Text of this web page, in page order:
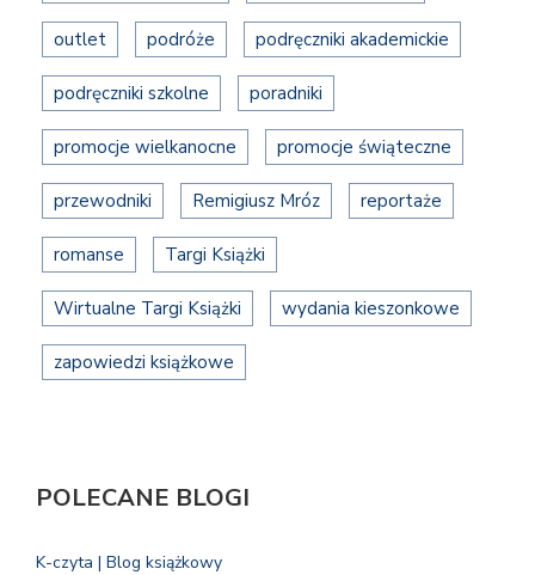
outlet podróże podręczniki akademickie
podręczniki szkolne poradniki
promocje wielkanocne promocje świąteczne
przewodniki Remigiusz Mróz reportaże
romanse Targi Książki
Wirtualne Targi Książki wydania kieszonkowe
zapowiedzi książkowe
POLECANE BLOGI
K-czyta | Blog książkowy